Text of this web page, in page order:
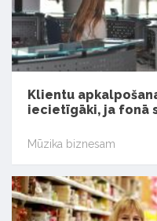
Klientu
iecietīgāki, ja fonā
Mūzika biznesam